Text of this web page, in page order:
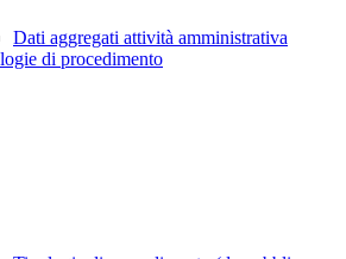
Dati aggregati attività amministrativa
di procedimento